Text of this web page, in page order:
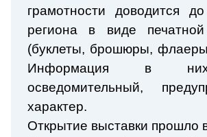
грамотности доводится
региона в виде печатной
(буклеты, брошюры,
Информация в
осведомительный,
характер.
Открытие выставки прошло